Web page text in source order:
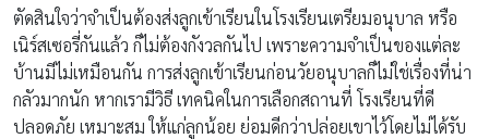
ตัดสินใจว่าจำเป็นต้องส่งลูกเข้าเรียนในโรงเรียนเตรียมอนุบาล หรือ
เนิร์สเซอรี่กันแล้ว ก็ไม่ต้องกังวลกันไป เพราะความจำเป็นของแต่ละ
บ้านมีไม่เหมือนกัน การส่งลูกเข้าเรียนก่อนวัยอนุบาลก็ไม่ใช่เรื่องที่น่า
กลัวมากนัก หากเรามีวิธี เทคนิคในการเลือกสถานที่ โรงเรียนที่ดี
ปลอดภัย เหมาะสม ให้แก่ลูกน้อย ย่อมดีกว่าปล่อยเขาไว้โดยไม่ได้รับ